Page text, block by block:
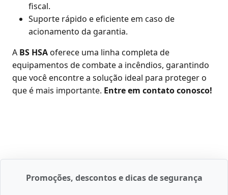
fiscal.
Suporte rápido e eficiente em caso de
acionamento da garantia.
A BS HSAoferece uma linha completa de
equipamentos de combate a incêndios, garantindo
que você encontre a solução ideal para proteger o
que é mais importante. Entre em contato conosco!
Promoções, descontos e dicas de segurança